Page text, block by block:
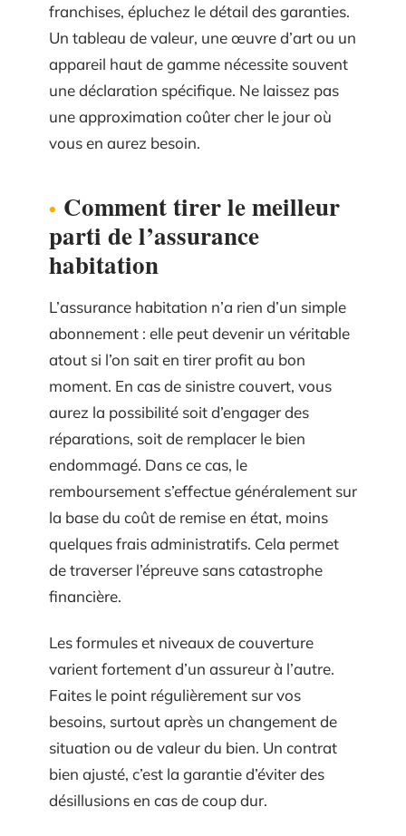
franchises, épluchez le détail des garanties.
Un tableau de valeur, une œuvre d’art ou un
appareil haut de gamme nécessite souvent
une déclaration spécifique. Ne laissez pas
une approximation coûter cher le jour où
vous en aurez besoin.
Comment tirer le meilleur
parti de l’assurance
habitation
L’assurance habitation n’a rien d’un simple
abonnement : elle peut devenir un véritable
atout si l’on sait en tirer profit au bon
moment. En cas de sinistre couvert, vous
aurez la possibilité soit d’engager des
réparations, soit de remplacer le bien
endommagé. Dans ce cas, le
remboursement s’effectue généralement sur
la base du coût de remise en état, moins
quelques frais administratifs. Cela permet
de traverser l’épreuve sans catastrophe
financière.
Les formules et niveaux de couverture
varient fortement d’un assureur à l’autre.
Faites le point régulièrement sur vos
besoins, surtout après un changement de
situation ou de valeur du bien. Un contrat
bien ajusté, c’est la garantie d’éviter des
désillusions en cas de coup dur.